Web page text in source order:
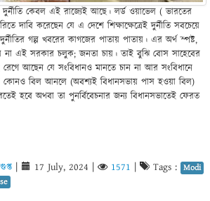
দুর্নীতি কেবল এই রাজ্যেই আছে। লর্ড ওয়াভেল ( ভারতের
দাবি করেছেন যে এ দেশে শিক্ষাক্ষেত্রেই দুর্নীতি সবচেয়ে
গল্প খবরের কাগজের পাতায় পাতায়। এর অর্থ স্পষ্ট,
না এই সরকার চলুক; জনতা চায়। তাই বুঝি বোস সাহেবের
আছেন যে সংবিধানও মানতে চান না আর সংবিধানে
কোনও বিল আনলে (অবশ্যই বিধানসভায় পাস হওয়া বিল)
হবে অথবা তা পুনর্বিবেচনার জন্য বিধানসভাতেই ফেরত
| 17 July, 2024 | 1571 | Tags : Modi